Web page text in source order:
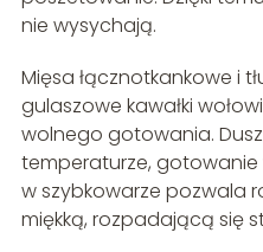
nie wysychają.
Mięsa łącznotkankowe i
gulaszowe kawałki
wolnego gotowania.
temperaturze,
w szybkowarze pozwala
miękką, rozpadającą się